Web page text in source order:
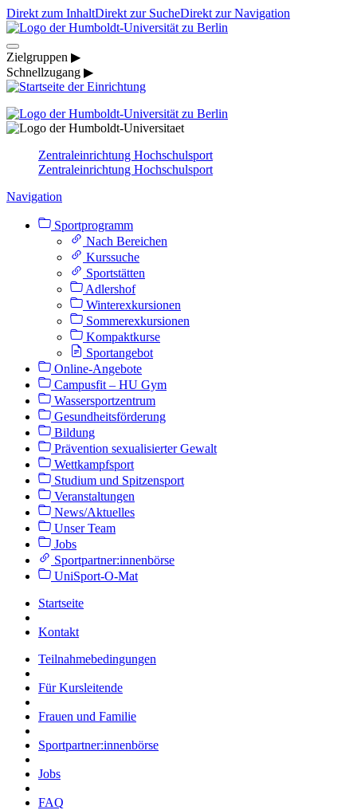
Direkt zum InhaltDirekt zur SucheDirekt zur Navigation
Zielgruppen ▶
Schnellzugang ▶
Zentraleinrichtung Hochschulsport
Zentraleinrichtung Hochschulsport
Navigation
Sportprogramm
Nach Bereichen
Kurssuche
Sportstätten
Adlershof
Winterexkursionen
Sommerexkursionen
Kompaktkurse
Sportangebot
Online-Angebote
Campusfit – HU Gym
Wassersportzentrum
Gesundheitsförderung
Bildung
Prävention sexualisierter Gewalt
Wettkampfsport
Studium und Spitzensport
Veranstaltungen
News/Aktuelles
Unser Team
Jobs
Sportpartner:innenbörse
UniSport-O-Mat
Startseite
Kontakt
Teilnahmebedingungen
Für Kursleitende
Frauen und Familie
Sportpartner:innenbörse
Jobs
FAQ